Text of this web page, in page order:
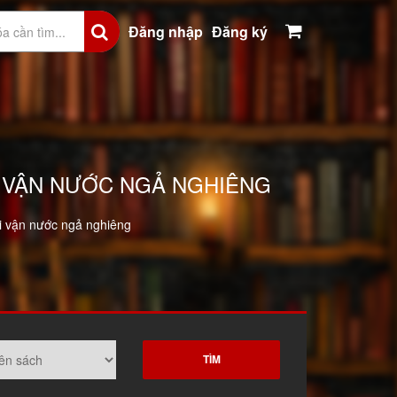
Đăng nhập Đăng ký
NƯỚC NGẢ NGHIÊNG
nước ngả nghiêng